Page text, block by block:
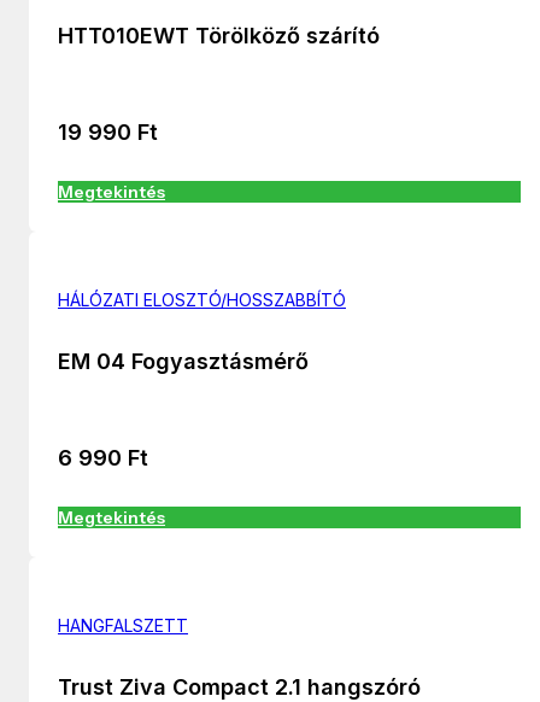
HTT010EWT Törölköző szárító
19 990 Ft
Megtekintés
HÁLÓZATI ELOSZTÓ/HOSSZABBÍTÓ
EM 04 Fogyasztásmérő
6 990 Ft
Megtekintés
HANGFALSZETT
Trust Ziva Compact 2.1 hangszóró